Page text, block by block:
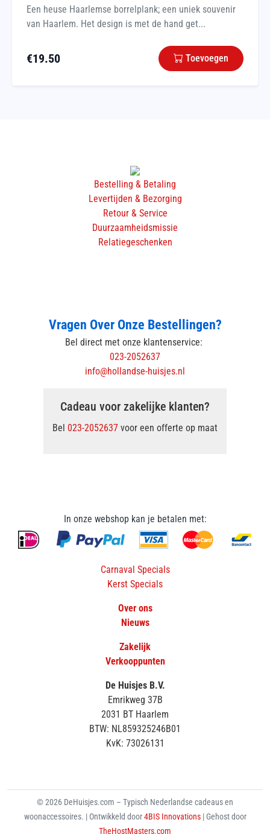
Een heuse Haarlemse borrelplank; een uniek souvenir
van Haarlem. Het design is met de hand get...
€19.50 Toevoegen
Bestelling & Betaling
Levertijden & Bezorging
Retour & Service
Duurzaamheidsmissie
Relatiegeschenken
Vragen Over Onze Bestellingen?
Bel direct met onze klantenservice:
023-2052637
info@hollandse-huisjes.nl
Cadeau voor zakelijke klanten?
Bel 023-2052637 voor een offerte op maat
In onze webshop kan je betalen met:
Carnaval Specials
Kerst Specials
Over ons
Nieuws
Zakelijk
Verkooppunten
De Huisjes B.V.
Emrikweg 37B
2031 BT Haarlem
BTW: NL859325246B01
KvK: 73026131
© 2026 DeHuisjes.com – Typisch Nederlandse cadeaus en
woonaccessoires. | Ontwikkeld door4BIS Innovations | Gehost door
TheHostMasters.com